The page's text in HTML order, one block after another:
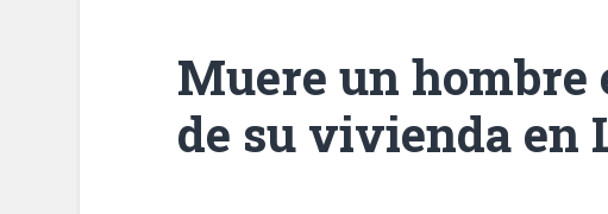
Muere un hombre
de su vivienda en